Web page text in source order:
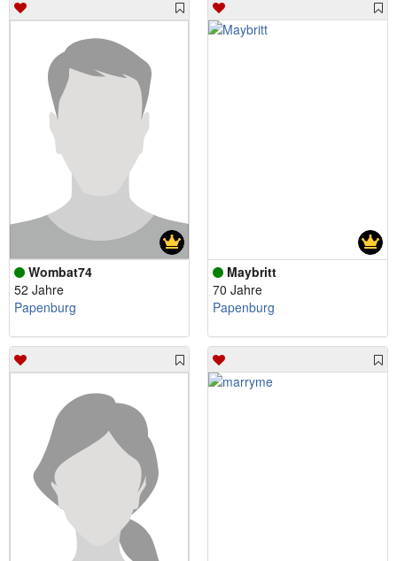
Wombat74
52 Jahre
Papenburg
Maybritt
70 Jahre
Papenburg